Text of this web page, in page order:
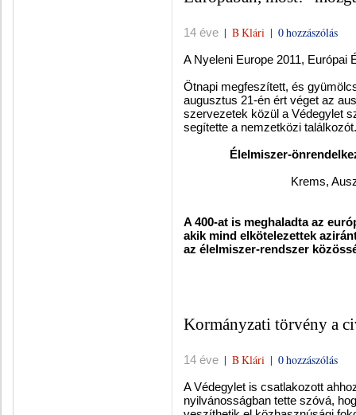
14 éve | B Klári | 0 hozzászólás
A Nyeleni Europe 2011, Európai
Ötnapi megfeszített, és
augusztus 21-én ért véget az
szervezetek közül a Védegylet
segítette a nemzetközi találkozót.
Élelmiszer-
Krems,
A 400-at is meghaladta az
akik mind elkötelezettek
az élelmiszer-rendszer
Kormányzati törvény a
14 éve | B Klári | 0 hozzászólás
A Védegylet is csatlakozott
nyilvánosságban tette szóvá,